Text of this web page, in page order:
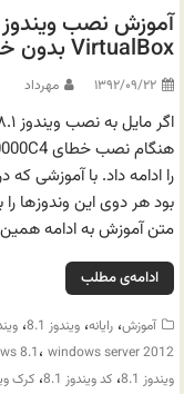
VirtualBox بدون خطا
۱۳۹۲/۰۹/۲۲ مهرداد
را ادامه داد. با آموزشی که
متن آموزش به ادامه
ادامه‌ی مطلب
آموزش،رایانه،ویندوز 8.1 ،
8.1، windows server 2012
ویندوز 8.1
،کد ویندوز 8.1 ،کرک